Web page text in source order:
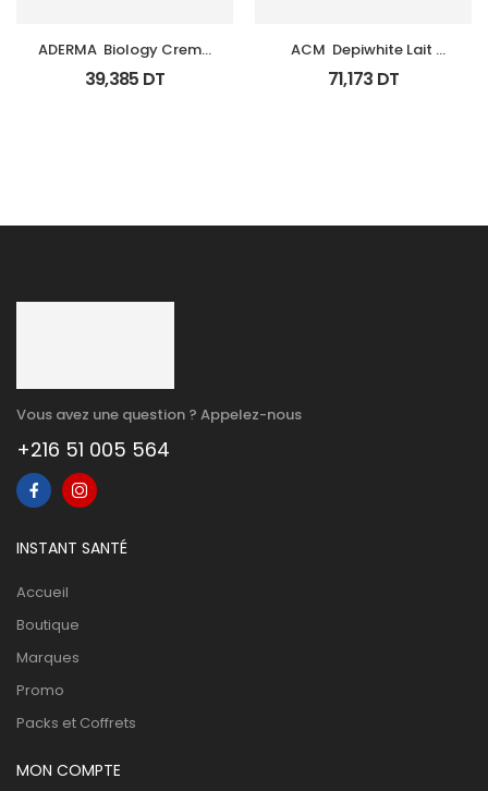
ADERMA  Biology Creme
Legere Hyd Tb 0Ml
39,385 DT
ACM  Depiwhite Lait
Corporel Eclaircissant
200Ml
71,173 DT
Vous avez une question ? Appelez-nous
+216 51 005 564
INSTANT SANTÉ
Accueil
Boutique
Marques
Promo
Packs et Coffrets
MON COMPTE